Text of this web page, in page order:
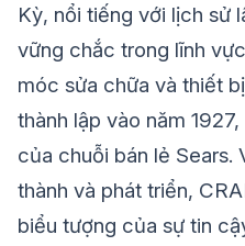
Kỳ, nổi tiếng với lịch sử
vững chắc trong lĩnh
móc sửa chữa và thiết
thành lập vào năm
của chuỗi bán lẻ Sears.
thành và phát triển,
biểu tượng của sự tin